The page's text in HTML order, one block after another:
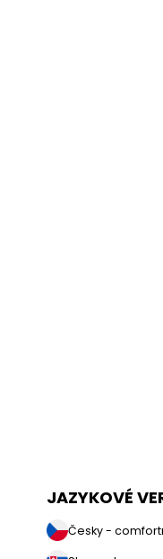
JAZYKOVÉ
Česky -